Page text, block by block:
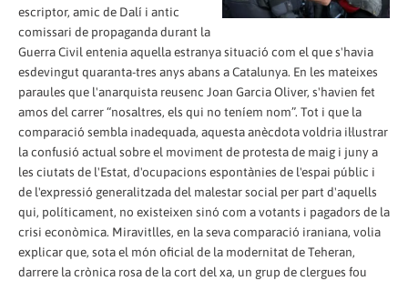
escriptor, amic de Dalí i antic
comissari de propaganda durant la
Guerra Civil entenia aquella estranya situació com el que s'havia
esdevingut quaranta-tres anys abans a Catalunya. En les mateixes
paraules que l'anarquista reusenc Joan Garcia Oliver, s'havien fet
amos del carrer “nosaltres, els qui no teníem nom”. Tot i que la
comparació sembla inadequada, aquesta anècdota voldria il·lustrar
la confusió actual sobre el moviment de protesta de maig i juny a
les ciutats de l'Estat, d'ocupacions espontànies de l'espai públic i
de l'expressió generalitzada del malestar social per part d'aquells
qui, políticament, no existeixen sinó com a votants i pagadors de la
crisi econòmica. Miravitlles, en la seva comparació iraniana, volia
explicar que, sota el món oficial de la modernitat de Teheran,
darrere la crònica rosa de la cort del xa, un grup de clergues fou